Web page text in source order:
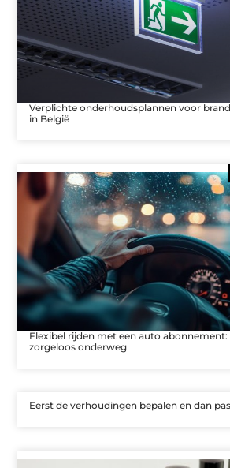
Verplichte onderhoudsplannen voor
in België
Flexibel rijden met een auto abonnement:
zorgeloos onderweg
Eerst de verhoudingen bepalen en dan